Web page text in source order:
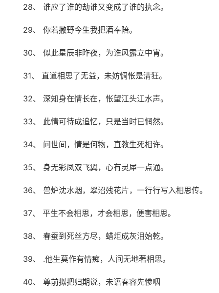
28、 谁应了谁的劫谁又变成了谁的执念。
29、 你若撒野今生我把酒奉陪。
30、 似此星辰非昨夜，为谁风露立中宵。
31、 直道相思了无益，未妨惆怅是清狂。
32、 深知身在情长在，怅望江头江水声。
33、 此情可待成追忆，只是当时已惘然。
34、 问世间，情是何物，直教生死相许。
35、 身无彩凤双飞翼，心有灵犀一点通。
36、 兽炉沈水烟，翠沼残花片，一行行写入相思传。
37、 平生不会相思，才会相思，便害相思。
38、 春蚕到死丝方尽，蜡炬成灰泪始乾。
39、 .他生莫作有情痴，人间无地著相思。
40、 尊前拟把归期说，未语春容先惨咽